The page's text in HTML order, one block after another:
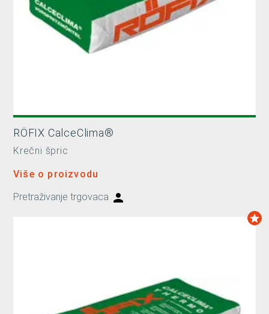
RÖFIX CalceClima®
Krečni špric
Više o proizvodu
Pretraživanje trgovaca